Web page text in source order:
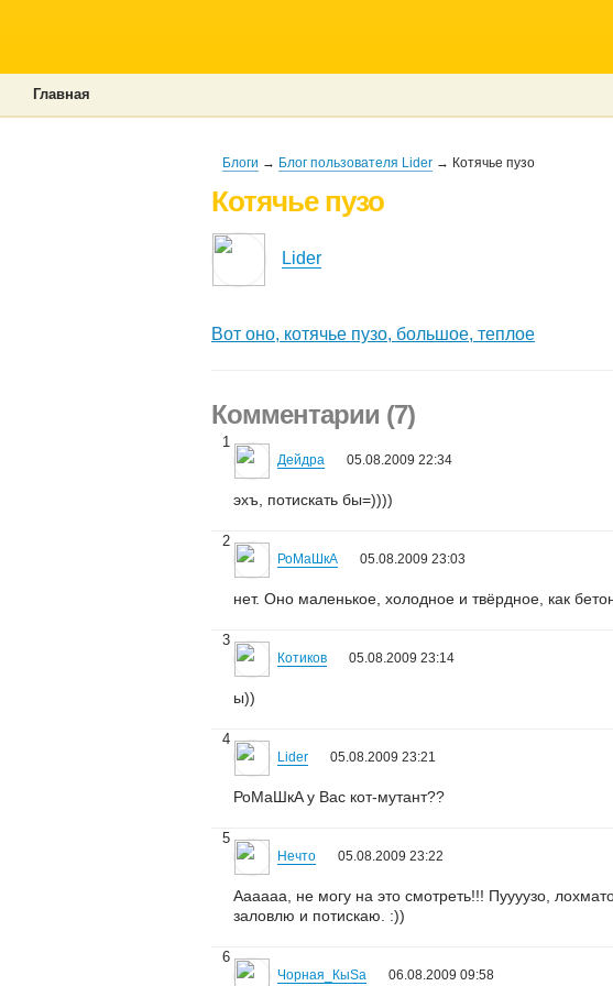
Главная
Блоги → Блог пользователя Lider → Котячье пузо
Котячье пузо
Lider
Вот оно, котячье пузо, большое, теплое
Комментарии (7)
1
Дейдра 05.08.2009 22:34
эхъ, потискать бы=))))
2
РоМаШкA 05.08.2009 23:03
нет. Оно маленькое, холодное и твёрдное, как
3
Котиков 05.08.2009 23:14
ы))
4
Lider 05.08.2009 23:21
РоМаШкA у Вас кот-мутант??
5
Нечто 05.08.2009 23:22
Аааааа, не могу на это смотреть!!! Пуууузо,
заловлю и потискаю. :))
6
Чорная_КыSа 06.08.2009 09:58